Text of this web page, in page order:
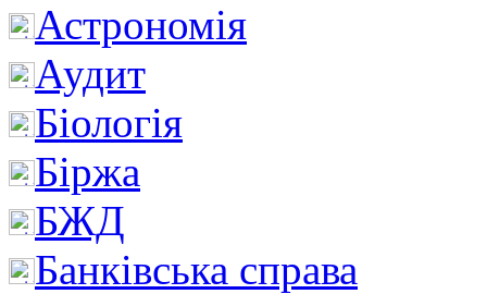
Астрономія
Аудит
Біологія
Біржа
БЖД
Банківська справа